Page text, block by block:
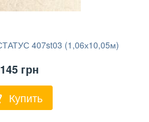
407st03 (1,06х10,05м)
грн
Купить